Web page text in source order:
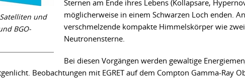
und
BGO-
Sternen am Ende ihres Lebens (Kollapsare,
möglicherweise in einem Schwarzen Loch enden.
verschmelzende kompakte Himmelskörper wie zwei
Neutronensterne.
Bei diesen Vorgängen werden gewaltige
Beobachtungen mit EGRET auf dem Compton Gamma-Ray